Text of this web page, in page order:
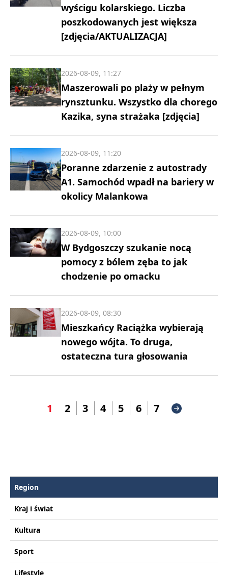
wyścigu kolarskiego. Liczba
poszkodowanych jest większa
[zdjęcia/AKTUALIZACJA]
Maszerowali po plaży w pełnym
rynsztunku. Wszystko dla chorego
Kazika, syna strażaka [zdjęcia]
2026-08-09, 11:27
Poranne zdarzenie z autostrady
A1. Samochód wpadł na bariery w
okolicy Malankowa
2026-08-09, 11:20
W Bydgoszczy szukanie nocą
pomocy z bólem zęba to jak
chodzenie po omacku
2026-08-09, 10:00
Mieszkańcy Raciążka wybierają
nowego wójta. To druga,
ostateczna tura głosowania
2026-08-09, 08:30
1 2 3 4 5 6 7
Region
Kraj i świat
Kultura
Sport
Lifestyle